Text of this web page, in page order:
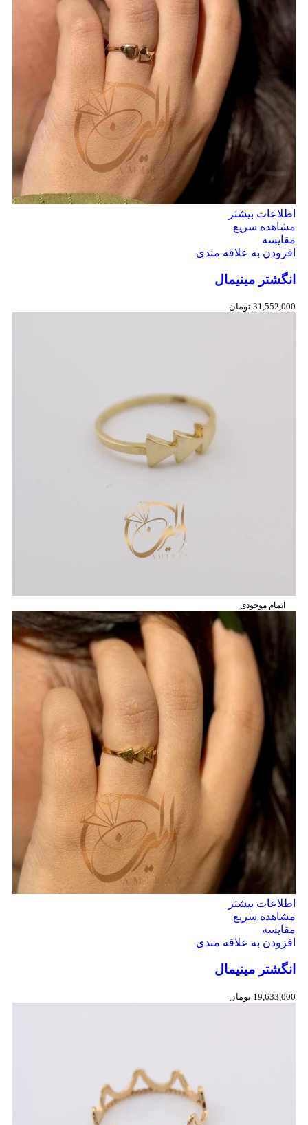
اطلاعات بیشتر
مشاهده سریع
مقایسه
افزودن به علاقه مندی
انگشتر مینیمال
31,552,000 تومان
اتمام موجودی
اطلاعات بیشتر
مشاهده سریع
مقایسه
افزودن به علاقه مندی
انگشتر مینیمال
19,633,000 تومان